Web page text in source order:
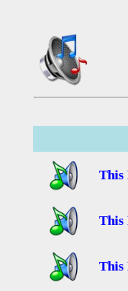
This
This
This